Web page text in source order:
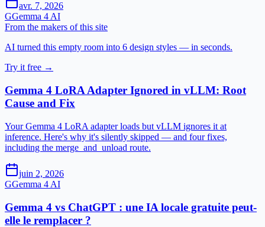
avr. 7, 2026
GGemma 4 AI
From the makers of this site
AI turned this empty room into 6 design styles — in seconds.
Try it free →
Gemma 4 LoRA Adapter Ignored in vLLM: Root
Cause and Fix
Your Gemma 4 LoRA adapter loads but vLLM ignores it at
inference. Here's why it's silently skipped — and four fixes,
including the merge_and_unload route.
juin 2, 2026
GGemma 4 AI
Gemma 4 vs ChatGPT : une IA locale gratuite peut-
elle le remplacer ?